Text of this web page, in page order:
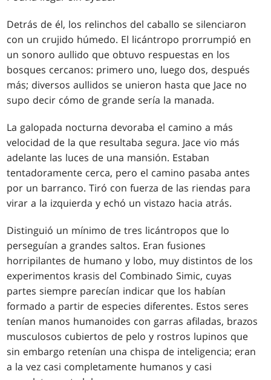
Detrás de él, los relinchos del caballo se silenciaron
con un crujido húmedo. El licántropo prorrumpió en
un sonoro aullido que obtuvo respuestas en los
bosques cercanos: primero uno, luego dos, después
más; diversos aullidos se unieron hasta que Jace no
supo decir cómo de grande sería la manada.
La galopada nocturna devoraba el camino a más
velocidad de la que resultaba segura. Jace vio más
adelante las luces de una mansión. Estaban
tentadoramente cerca, pero el camino pasaba antes
por un barranco. Tiró con fuerza de las riendas para
virar a la izquierda y echó un vistazo hacia atrás.
Distinguió un mínimo de tres licántropos que lo
perseguían a grandes saltos. Eran fusiones
horripilantes de humano y lobo, muy distintos de los
experimentos krasis del Combinado Simic, cuyas
partes siempre parecían indicar que los habían
formado a partir de especies diferentes. Estos seres
tenían manos humanoides con garras afiladas, brazos
musculosos cubiertos de pelo y rostros lupinos que
sin embargo retenían una chispa de inteligencia; eran
a la vez casi completamente humanos y casi